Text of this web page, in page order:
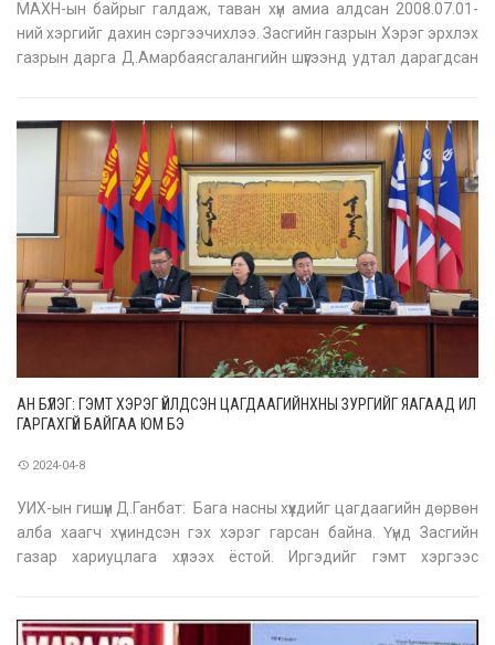
МАХН-ын байрыг галдаж, таван хүн амиа алдсан 2008.07.01-
ний хэргийг дахин сэргээчихлээ. Засгийн газрын Хэрэг эрхлэх
газрын дарга Д.Амарбаясгалангийн шүүгээнд удтал дарагдсан
Ерөнхийлөгч У.Хүрэлсүхий
АН БҮЛЭГ: ГЭМТ ХЭРЭГ ҮЙЛДСЭН ЦАГДААГИЙНХНЫ ЗУРГИЙГ ЯАГААД ИЛ
ГАРГАХГҮЙ БАЙГАА ЮМ БЭ
2024-04-8
УИХ-ын гишүүн Д.Ганбат: Бага насны хүүхдийг цагдаагийн дөрвөн
алба хаагч хүчиндсэн гэх хэрэг гарсан байна. Үүнд Засгийн
газар хариуцлага хүлээх ёстой. Иргэдийг гэмт хэргээс
орнуудад ил